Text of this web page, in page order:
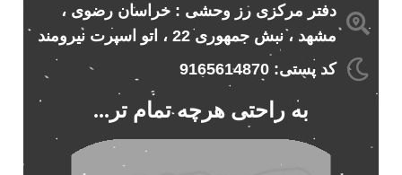
دفتر مرکزی رز وحشی : خراسان رضوی ،
مشهد ، نبش جمهوری 22 ، اتو اسپرت نیرومند
کد پستی: 9165614870
به راحتی هرچه تمام تر...